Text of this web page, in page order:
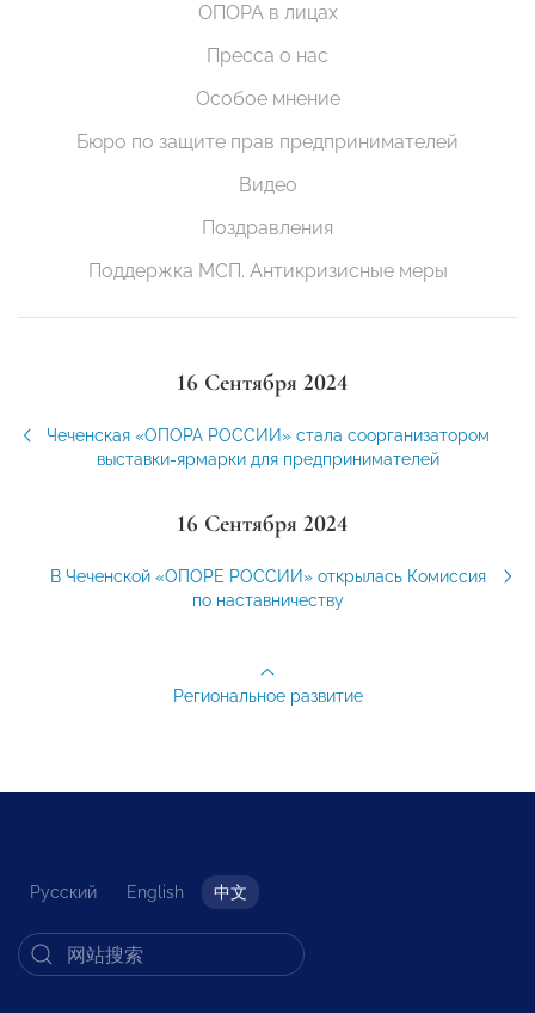
ОПОРА в лицах
Пресса о нас
Особое мнение
Бюро по защите прав предпринимателей
Видео
Поздравления
Поддержка МСП. Антикризисные меры
16 Сентября 2024
Чеченская «ОПОРА РОССИИ» стала соорганизатором
выставки-ярмарки для предпринимателей
16 Сентября 2024
В Чеченской «ОПОРЕ РОССИИ» открылась Комиссия
по наставничеству
Региональное развитие
Русский English 中文